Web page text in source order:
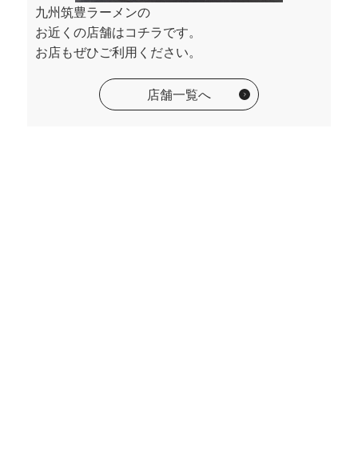
九州筑豊ラーメンの
お近くの店舗はコチラです。
お店もぜひご利用ください。
店舗一覧へ